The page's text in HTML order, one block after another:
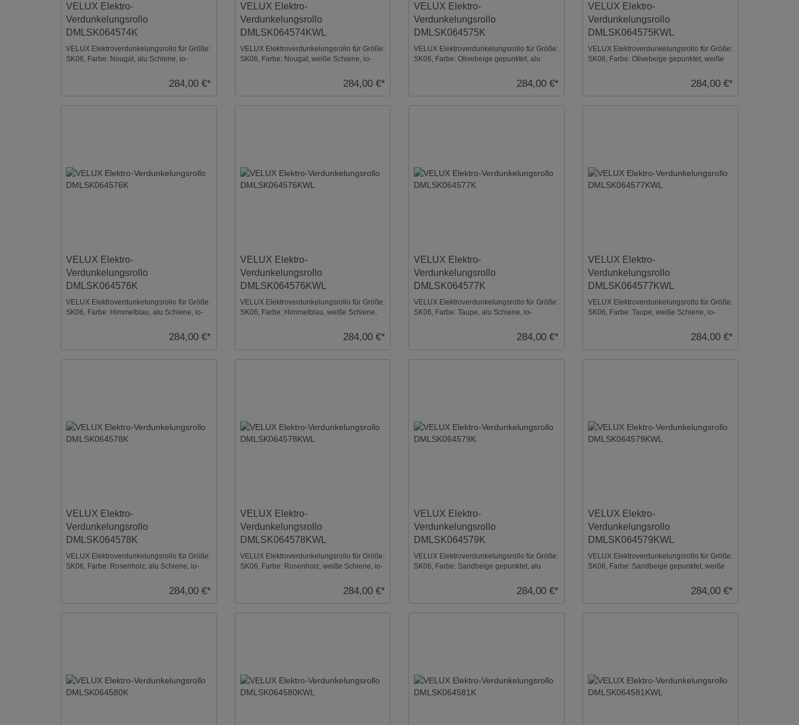
VELUX Elektro-
Verdunkelungsrollo
DMLSK064574K
VELUX Elektroverdunkelungsrollo für Größe:
SK06, Farbe: Nougat, alu Schiene, io-
284,00 €*
VELUX Elektro-
Verdunkelungsrollo
DMLSK064574KWL
VELUX Elektroverdunkelungsrollo für Größe:
SK06, Farbe: Nougat, weiße Schiene, io-
284,00 €*
VELUX Elektro-
Verdunkelungsrollo
DMLSK064575K
VELUX Elektroverdunkelungsrollo für Größe:
SK06, Farbe: Olivebeige gepunktet, alu
284,00 €*
VELUX Elektro-
Verdunkelungsrollo
DMLSK064575KWL
VELUX Elektroverdunkelungsrollo für Größe:
SK06, Farbe: Olivebeige gepunktet, weiße
284,00 €*
VELUX Elektro-
Verdunkelungsrollo
DMLSK064576K
VELUX Elektroverdunkelungsrollo für Größe:
SK06, Farbe: Himmelblau, alu Schiene, io-
284,00 €*
VELUX Elektro-
Verdunkelungsrollo
DMLSK064576KWL
VELUX Elektroverdunkelungsrollo für Größe:
SK06, Farbe: Himmelblau, weiße Schiene,
284,00 €*
VELUX Elektro-
Verdunkelungsrollo
DMLSK064577K
VELUX Elektroverdunkelungsrollo für Größe:
SK06, Farbe: Taupe, alu Schiene, io-
284,00 €*
VELUX Elektro-
Verdunkelungsrollo
DMLSK064577KWL
VELUX Elektroverdunkelungsrollo für Größe:
SK06, Farbe: Taupe, weiße Schiene, io-
284,00 €*
VELUX Elektro-
Verdunkelungsrollo
DMLSK064578K
VELUX Elektroverdunkelungsrollo für Größe:
SK06, Farbe: Rosenholz, alu Schiene, io-
284,00 €*
VELUX Elektro-
Verdunkelungsrollo
DMLSK064578KWL
VELUX Elektroverdunkelungsrollo für Größe:
SK06, Farbe: Rosenholz, weiße Schiene, io-
284,00 €*
VELUX Elektro-
Verdunkelungsrollo
DMLSK064579K
VELUX Elektroverdunkelungsrollo für Größe:
SK06, Farbe: Sandbeige gepunktet, alu
284,00 €*
VELUX Elektro-
Verdunkelungsrollo
DMLSK064579KWL
VELUX Elektroverdunkelungsrollo für Größe:
SK06, Farbe: Sandbeige gepunktet, weiße
284,00 €*